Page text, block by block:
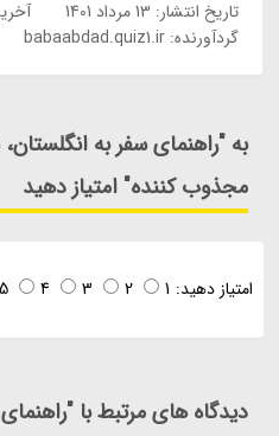
تاریخ انتشار: 13 مرداد 1401
گردآورنده:babaabdad.quiz1.ir
به "راهنمای سفر به
مجذوب کننده" امتیاز دهید
امتیاز دهید: 1
2
3
4
5
دیدگاه های مرتبط با